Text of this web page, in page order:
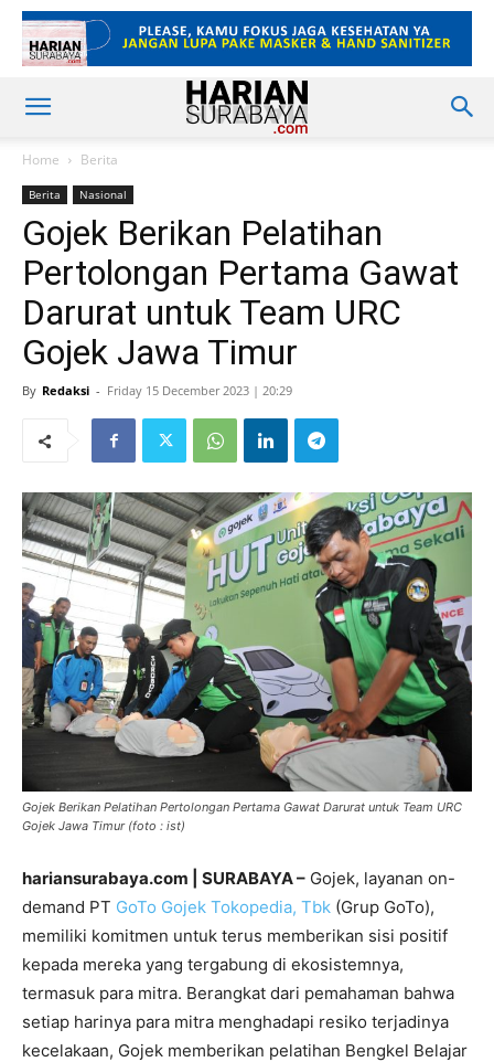
Home Berita
Berita Nasional
Gojek Berikan Pelatihan
Pertolongan Pertama Gawat
Darurat untuk Team URC
Gojek Jawa Timur
By Redaksi - Friday 15 December 2023 | 20:29
Gojek Berikan Pelatihan Pertolongan Pertama Gawat Darurat untuk Team URC
Gojek Jawa Timur (foto : ist)
hariansurabaya.com | SURABAYA – Gojek, layanan on-
demand PT GoTo Gojek Tokopedia, Tbk (Grup GoTo),
memiliki komitmen untuk terus memberikan sisi positif
kepada mereka yang tergabung di ekosistemnya,
termasuk para mitra. Berangkat dari pemahaman bahwa
setiap harinya para mitra menghadapi resiko terjadinya
kecelakaan, Gojek memberikan pelatihan Bengkel Belajar